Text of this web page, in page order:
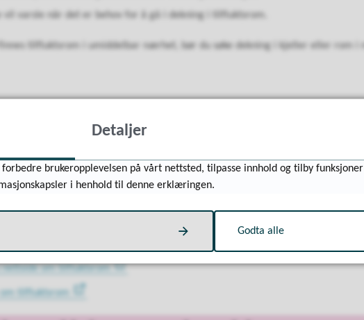
vil varsle når det er behov for å gå i dekning i tilfluktsrom.
finnes tilfluktsrom i umiddelbar nærhet, bør du søke dekning i kjeller eller rom i
der i 6 timer. Rommene er ikke beregnet for øyeblikkelig bruk, og
lære opp personell og drifte de offentlige tilfluktsrommene dersom de
nettside om tilfluktsrom
om tilfluktsrom
Detaljer
brukeropplevelsen på vårt nettsted, tilpasse innhold og tilby
i henhold til denne erklæringen.
Godta alle